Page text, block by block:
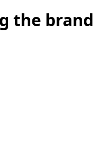
the brand